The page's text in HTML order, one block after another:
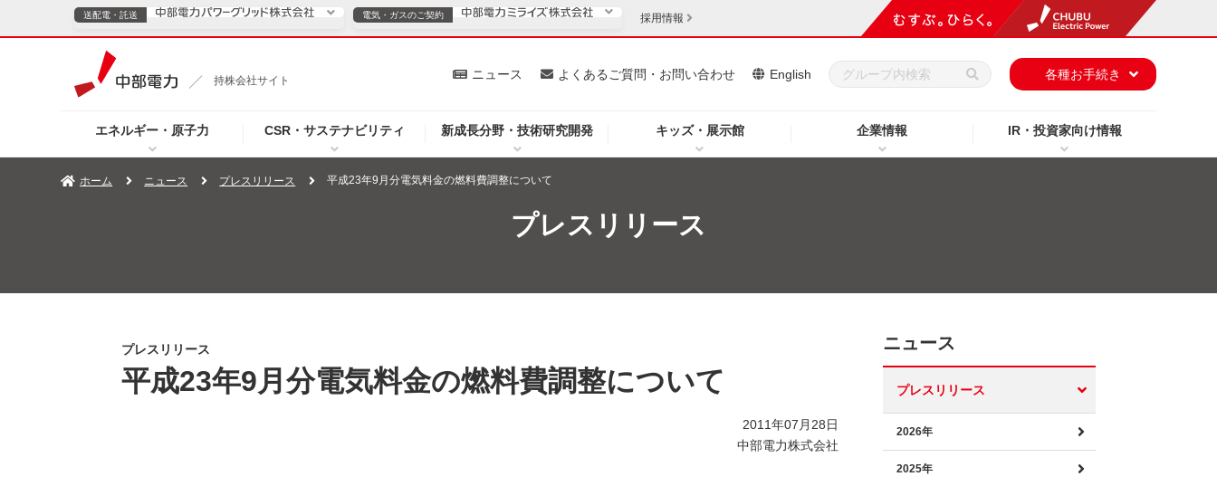
持株会社サイト
エネルギー・原子力 CSR・サステナビリティ 新成長分野・技術研究開発 キッズ・展示館 企業情報 IR・投資家向け情報
ニュース よくあるご質問・お問い合わせ English 各種お手続き
送配電・託送
TOPページへ ご案内 安定供給
企業情報
電気・ガスのご契約
電気・ガスのご契約
TOPページへ 個人のお客さま 法人のお客さま
採用情報
ホーム ニュース プレスリリース 平成23年9月分電気料金の燃料費調整について
プレスリリース
プレスリリース
平成23年9月分電気料金の燃料費調整について
2011年07月28日
中部電力株式会社
ニュース
プレスリリース
2026年
2025年